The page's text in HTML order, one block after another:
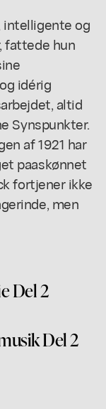
intelligente og
fattede hun
idérig
altid
Synspunkter.
af 1921 har
paaskønnet
fortjener ikke
men
Del 2
Del 2